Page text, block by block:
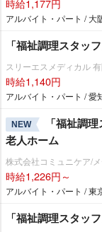
時給1,177円
アルバイト・パート / 大
「福祉調理スタッ
スリーエスメディカル
時給1,140円
アルバイト・パート / 愛
NEW
「福祉調
老人ホーム
株式会社コミュニケア/
時給1,226円～
アルバイト・パート / 東
「福祉調理スタッ